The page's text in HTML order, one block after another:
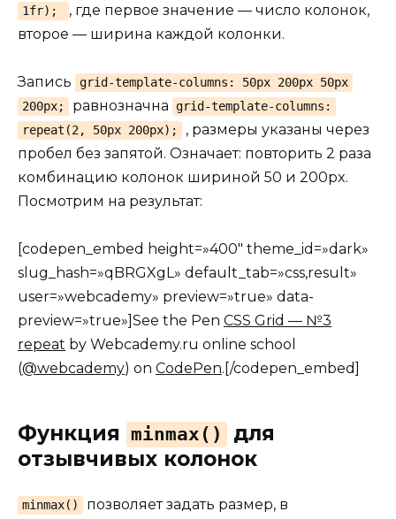
1fr);
, где первое значение — число колонок,
второе — ширина каждой колонки.
Запись
grid-template-columns: 50px 200px 50px
200px;
равнозначна grid-template-columns:
repeat(2, 50px 200px);
, размеры указаны через
пробел без запятой. Означает: повторить 2 раза
комбинацию колонок шириной 50 и 200px.
Посмотрим на результат:
[codepen_embed height=»400″ theme_id=»dark»
slug_hash=»qBRGXgL» default_tab=»css,result»
user=»webcademy» preview=»true» data-
preview=»true»]See the Pen CSS Grid — №3
repeat by Webcademy.ru online school
(@webcademy) on CodePen.[/codepen_embed]
Функция minmax()
для
отзывчивых колонок
minmax()
позволяет задать размер, в